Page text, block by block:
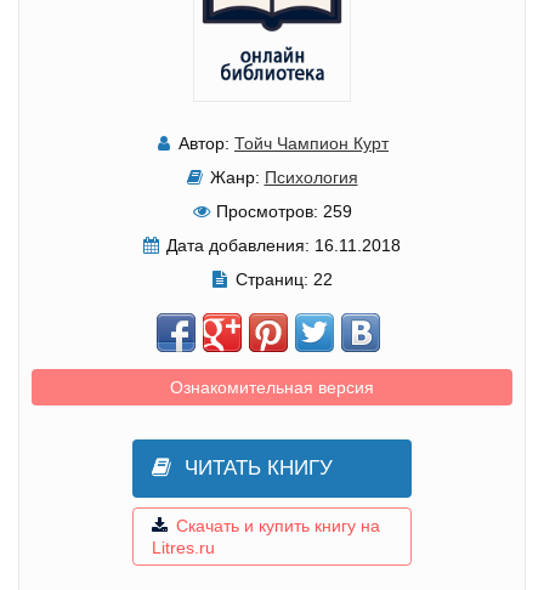
Автор: Тойч Чампион Курт
Жанр: Психология
Просмотров: 259
Дата добавления: 16.11.2018
Страниц: 22
Ознакомительная версия
ЧИТАТЬ КНИГУ
Скачать и купить книгу на
Litres.ru